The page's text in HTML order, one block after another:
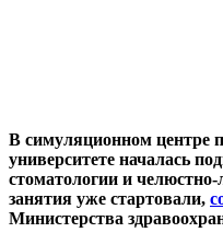
В симуляционном центре
университете началась
стоматологии и
занятия уже стартовали,
Министерства